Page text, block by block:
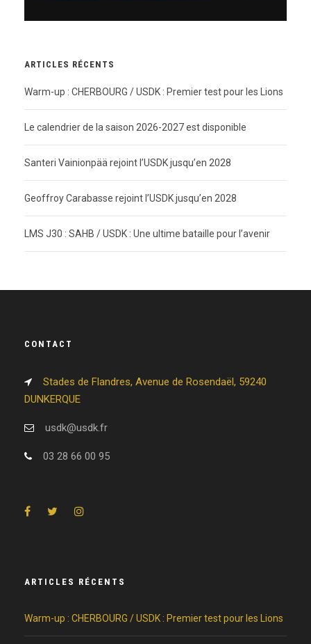
ARTICLES RÉCENTS
Warm-up : CHERBOURG / USDK : Premier test pour les Lions
Le calendrier de la saison 2026-2027 est disponible
Santeri Vainionpää rejoint l’USDK jusqu’en 2028
Geoffroy Carabasse rejoint l’USDK jusqu’en 2028
LMS J30 : SAHB / USDK : Une ultime bataille pour l’avenir
CONTACT
Stades de Flandres, Avenue de Rosendaël, 59240
DUNKERQUE
usdk@usdk.fr
03 28 66 00 95
ARTICLES RÉCENTS
Warm-up : CHERBOURG / USDK : Premier test pour les Lions